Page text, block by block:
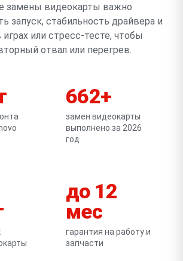
замены видеокарты важно
запуск, стабильность драйвера и
или стресс-тесте, чтобы
отвал или перегрев.
662+
замен видеокарты
выполнено за 2026
год
до 12
мес
гарантия на работу и
запчасти